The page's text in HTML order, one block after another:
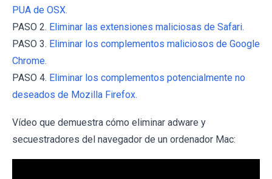
PUA de OSX.
PASO 2. Eliminar las extensiones maliciosas de Safari.
PASO 3. Eliminar los complementos maliciosos de Google
Chrome.
PASO 4. Eliminar los complementos potencialmente no
deseados de Mozilla Firefox.
Vídeo que demuestra cómo eliminar adware y
secuestradores del navegador de un ordenador Mac: